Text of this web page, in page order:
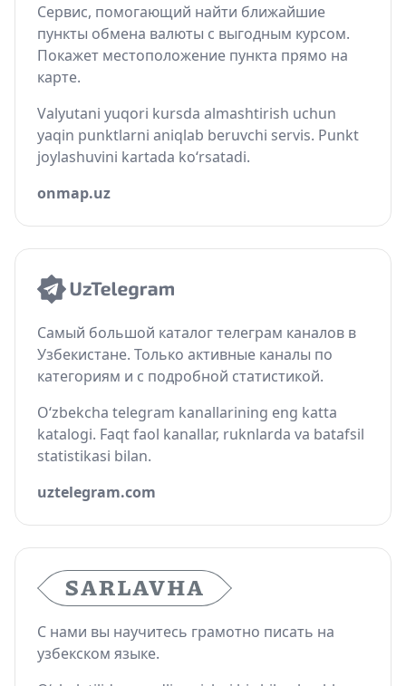
Сервис, помогающий найти ближайшие
пункты обмена валюты с выгодным курсом.
Покажет местоположение пункта прямо на
карте.
Valyutani yuqori kursda almashtirish uchun
yaqin punktlarni aniqlab beruvchi servis. Punkt
joylashuvini kartada ko‘rsatadi.
onmap.uz
Самый большой каталог телеграм каналов в
Узбекистане. Только активные каналы по
категориям и с подробной статистикой.
O‘zbekcha telegram kanallarining eng katta
katalogi. Faqt faol kanallar, ruknlarda va batafsil
statistikasi bilan.
uztelegram.com
С нами вы научитесь грамотно писать на
узбекском языке.